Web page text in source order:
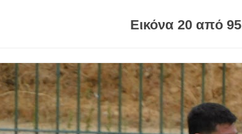
Εικόνα 20 από 95